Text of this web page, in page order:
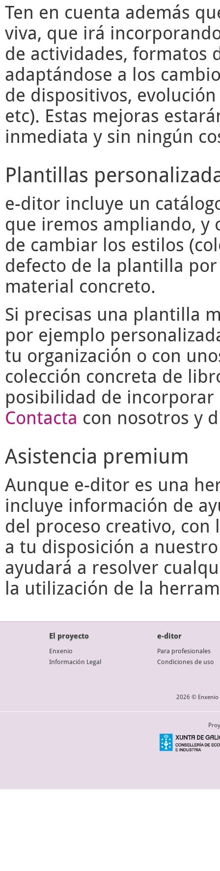
Ten en cuenta además
viva, que irá
de actividades, formatos
adaptándose a los
de dispositivos,
etc). Estas mejoras
inmediata y sin ningún
Plantillas
e-ditor incluye un
que iremos ampliando, y
de cambiar los estilos
defecto de la plantilla
material concreto.
Si precisas una plantilla
por ejemplo
tu organización o con
colección concreta de
posibilidad de
Contacta con nosotros y
Asistencia premium
Aunque e-ditor es una
incluye información de
del proceso creativo,
a tu disposición a
ayudará a resolver
la utilización de la
El proyecto
Enxenio
Información Legal
e-ditor
Para profesionales
Condiciones de uso
2026 © Enxenio